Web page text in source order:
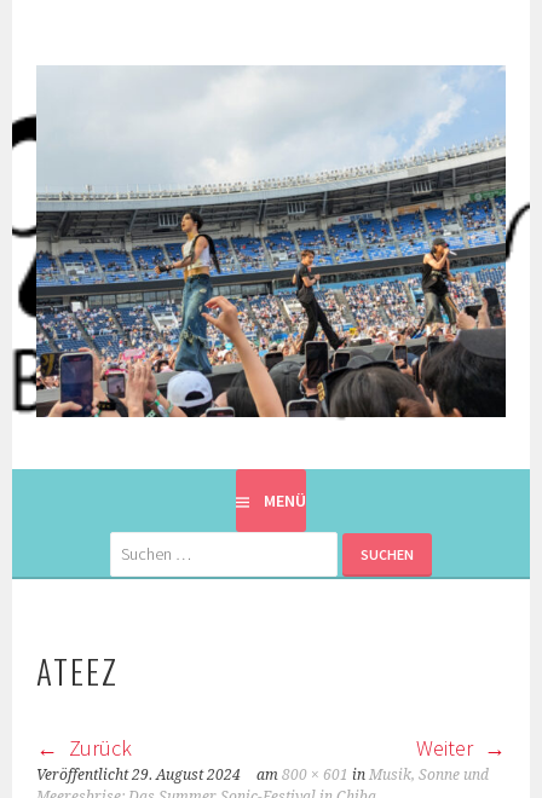
8900KM. BERLIN ⇔ 東京
MENÜ
Suchen
nach:
ATEEZ
Zurück Weiter
Veröffentlicht29. August 2024 am800 × 601 inMusik, Sonne und